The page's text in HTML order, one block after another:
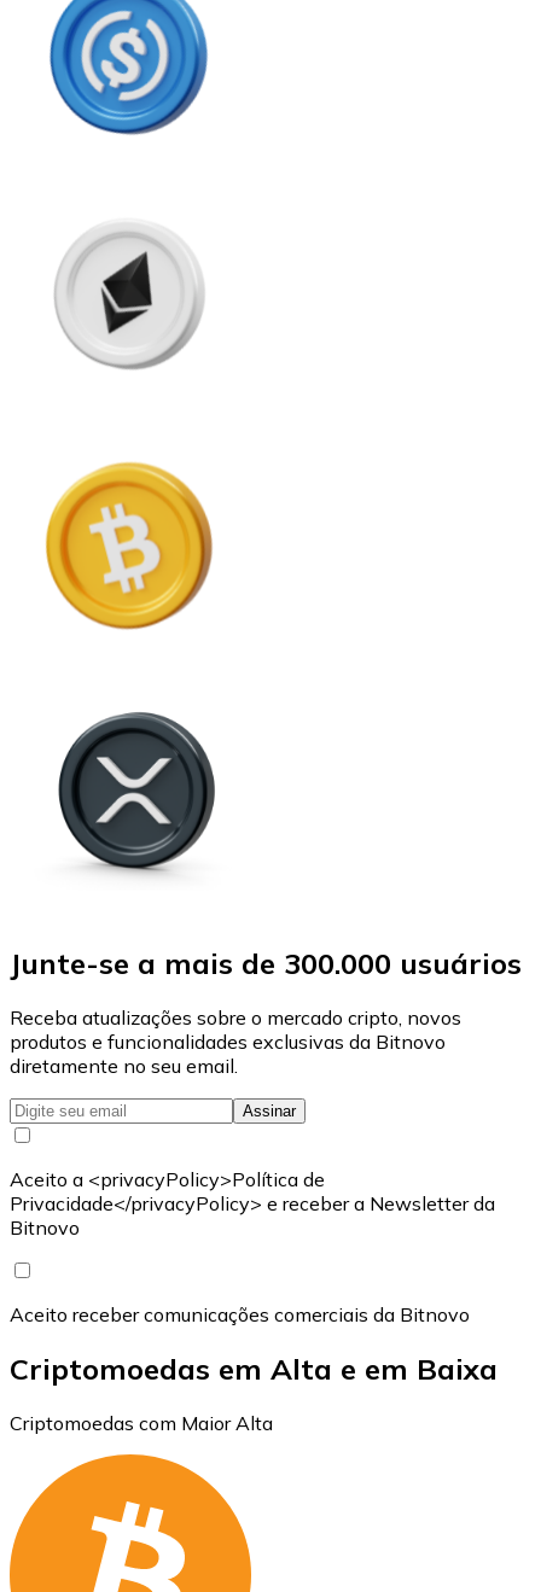
Junte-se a mais de 300.000 usuários
Receba atualizações sobre o mercado cripto, novos
produtos e funcionalidades exclusivas da Bitnovo
diretamente no seu email.
Assinar
Aceito a <privacyPolicy>Política de
Privacidade</privacyPolicy> e receber a Newsletter da
Bitnovo
Aceito receber comunicações comerciais da Bitnovo
Criptomoedas em Alta e em Baixa
Criptomoedas com Maior Alta